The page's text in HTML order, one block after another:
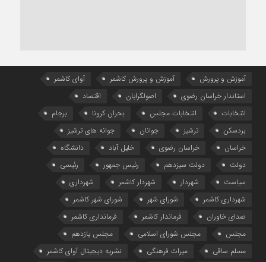
آموزش و پرورش آموزش و پرورش کاشمر
آوای کاشمر
استاندار خراسان رضوی
اصولگرایان
اقتصاد
انتخابات
انتخابات مجلس بحران کرونا
برجام
بردسکن
ترشیز جوانان
جوانه های ترشیز
خراسان
خراسان رضوی خلیل آباد
دانشگاه
دولت
دولت سیزدهم رئیس جمهور
رئیسی
سیاست
شهردار شهردار کاشمر
شهرداری
شهرداری کاشمر
شورای شهر
شورای شهر کاشمر
صدای خاوران
فرماندار کاشمر
فرمانداری کاشمر
مجلس
مجلس شورای اسلامی
مجلس یازدهم
مسلم ساقی
میراث فرهنگی نشریه دیجیتال آوای کاشمر